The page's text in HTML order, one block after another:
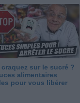
craquez sur le sucré ?
alimentaires
pour vous libérer